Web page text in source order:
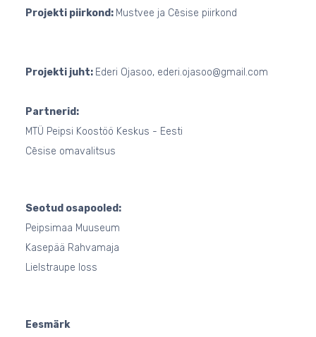
Projekti piirkond: Mustvee ja Cēsise piirkond
Projekti juht: Ederi Ojasoo, ederi.ojasoo@gmail.com
Partnerid:
MTÜ Peipsi Koostöö Keskus - Eesti
Cēsise omavalitsus
Seotud osapooled:
Peipsimaa Muuseum
Kasepää Rahvamaja
Lielstraupe loss
Eesmärk